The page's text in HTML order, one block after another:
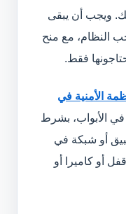
ويجب أن يبقى
النظام، مع منح
فقط.
الأمنية في
الأبواب، بشرط
أو شبكة في
أو كاميرا أو